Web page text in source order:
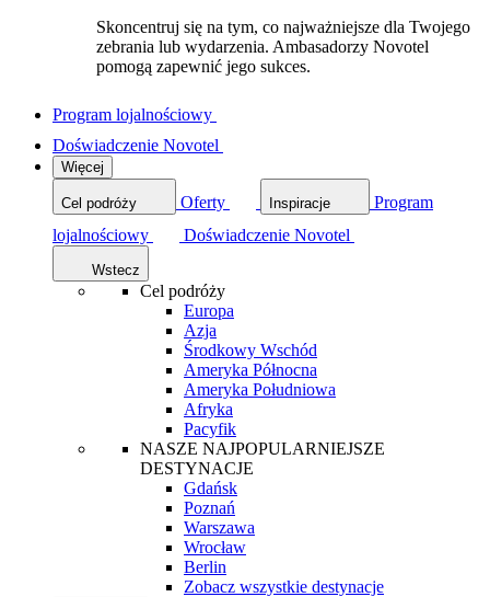
Skoncentruj się na tym, co najważniejsze dla Twojego
zebrania lub wydarzenia. Ambasadorzy Novotel
pomogą zapewnić jego sukces.
Program lojalnościowy
Doświadczenie Novotel
Więcej
Cel podróży Oferty Inspiracje
Program
lojalnościowy
Doświadczenie Novotel
Wstecz
Cel podróży
Europa
Azja
Środkowy Wschód
Ameryka Północna
Ameryka Południowa
Afryka
Pacyfik
NASZE NAJPOPULARNIEJSZE
DESTYNACJE
Gdańsk
Poznań
Warszawa
Wrocław
Berlin
Zobacz wszystkie destynacje